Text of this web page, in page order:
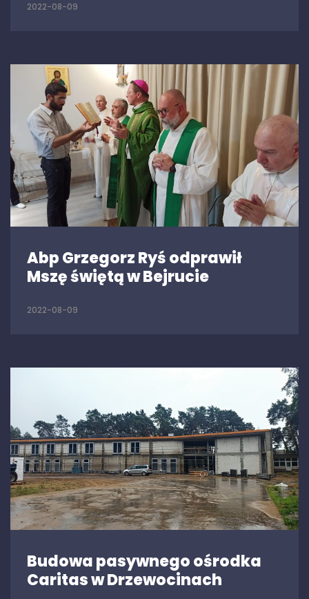
2022-08-09
Abp Grzegorz Ryś odprawił
Mszę świętą w Bejrucie
2022-08-09
Budowa pasywnego ośrodka
Caritas w Drzewocinach